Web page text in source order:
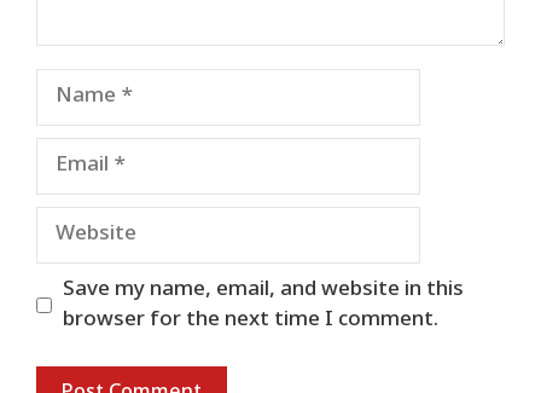
Name
Email
Website
Save my name, email, and website in this
browser for the next time I comment.